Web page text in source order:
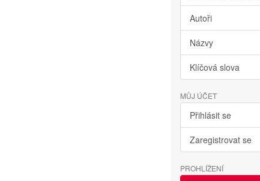
Autoři
Názvy
Klíčová slova
MŮJ ÚČET
Přihlásit se
Zaregistrovat se
PROHLÍŽENÍ